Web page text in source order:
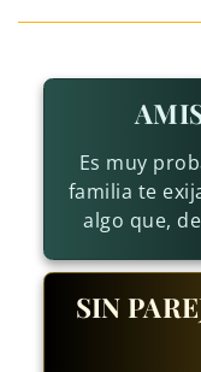
Es muy
familia te
algo que,
SIN